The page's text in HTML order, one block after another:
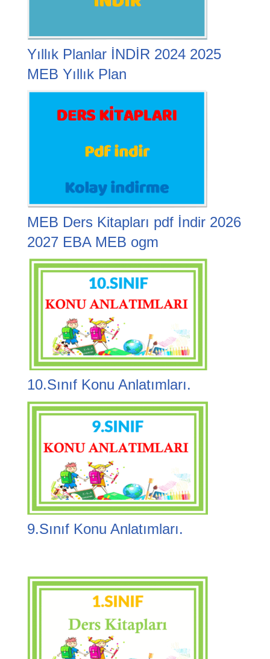
Yıllık Planlar İNDİR 2024 2025
MEB Yıllık Plan
MEB Ders Kitapları pdf İndir 2026
2027 EBA MEB ogm
10.Sınıf Konu Anlatımları.
9.Sınıf Konu Anlatımları.